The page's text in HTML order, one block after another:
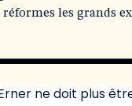
les grands